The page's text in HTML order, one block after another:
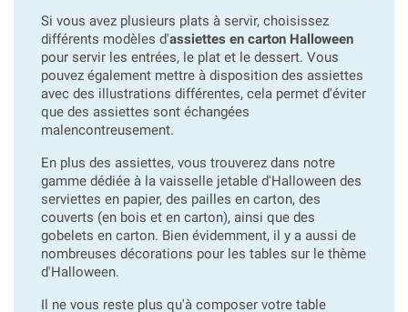
Si vous avez plusieurs plats à servir, choisissez
différents modèles d'assiettes en carton Halloween
pour servir les entrées, le plat et le dessert. Vous
pouvez également mettre à disposition des assiettes
avec des illustrations différentes, cela permet d'éviter
que des assiettes sont échangées
malencontreusement.
En plus des assiettes, vous trouverez dans notre
gamme dédiée à la vaisselle jetable d'Halloween des
serviettes en papier, des pailles en carton, des
couverts (en bois et en carton), ainsi que des
gobelets en carton. Bien évidemment, il y a aussi de
nombreuses décorations pour les tables sur le thème
d'Halloween.
Il ne vous reste plus qu'à composer votre table